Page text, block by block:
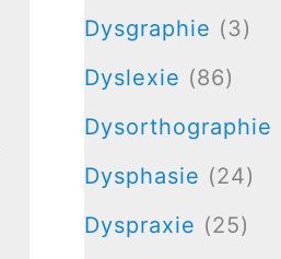
Dysgraphie (3)
Dyslexie (86)
Dysorthographie
Dysphasie (24)
Dyspraxie (25)